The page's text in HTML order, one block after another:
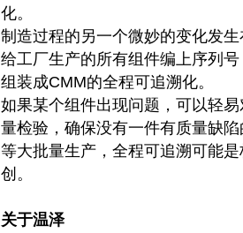
化。
制造过程的另一个微妙的变化发
给工厂生产的所有组件编上序列
组装成CMM的全程可追溯化。
如果某个组件出现问题，可以轻
量检验，确保没有一件有质量缺
等大批量生产，全程可追溯可能
创。
关于温泽